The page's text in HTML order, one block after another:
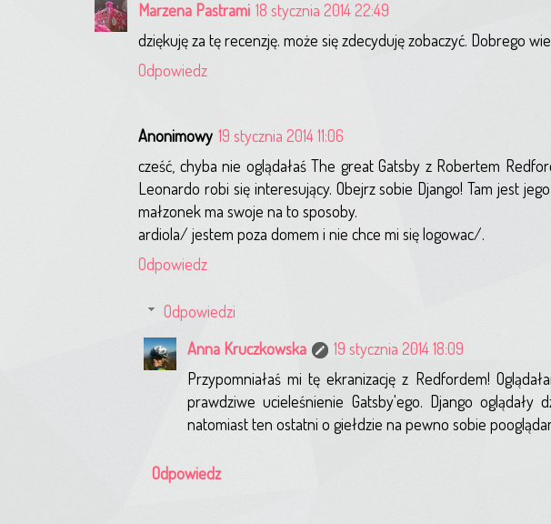
Marzena Pastrami 18 stycznia 2014 22:49
dziękuję za tę recenzję. może się zdecyduję zobaczyć. Dobrego
Odpowiedz
Anonimowy 19 stycznia 2014 11:06
cześć, chyba nie oglądałaś The great Gatsby z Robertem
Leonardo robi się interesujący. Obejrz sobie Django! Tam jest
małzonek ma swoje na to sposoby.
ardiola/ jestem poza domem i nie chce mi się logowac/.
Odpowiedz
Odpowiedzi
Anna Kruczkowska
19 stycznia 2014 18:09
Przypomniałaś mi tę ekranizację z Redfordem!
prawdziwe ucieleśnienie Gatsby'ego. Django
natomiast ten ostatni o giełdzie na pewno sobie
Odpowiedz